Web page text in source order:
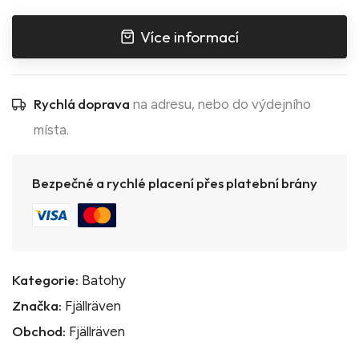
Více informací
Rychlá doprava na adresu, nebo do výdejního
místa.
Bezpečné a rychlé placení přes platební brány
Kategorie: Batohy
Značka: Fjällräven
Obchod: Fjällräven